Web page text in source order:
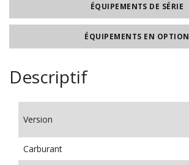
ÉQUIPEMENTS DE SÉRIE
ÉQUIPEMENTS EN OPTION
Descriptif
Version
Carburant